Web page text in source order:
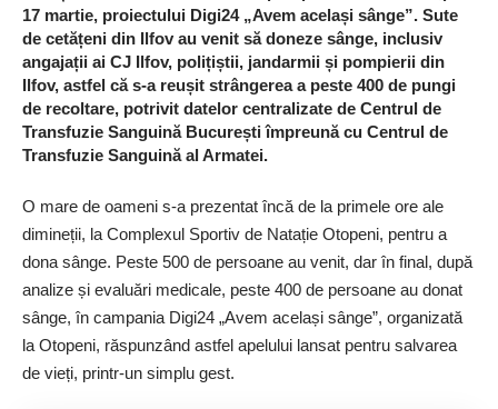
17 martie, proiectului Digi24 „Avem același sânge”. Sute
de cetățeni din Ilfov au venit să doneze sânge, inclusiv
angajații ai CJ Ilfov, polițiștii, jandarmii și pompierii din
Ilfov, astfel că s-a reușit strângerea a peste 400 de pungi
de recoltare, potrivit datelor centralizate de Centrul de
Transfuzie Sanguină București împreună cu Centrul de
Transfuzie Sanguină al Armatei.
O mare de oameni s-a prezentat încă de la primele ore ale
dimineții, la Complexul Sportiv de Natație Otopeni, pentru a
dona sânge. Peste 500 de persoane au venit, dar în final, după
analize și evaluări medicale, peste 400 de persoane au donat
sânge, în campania Digi24 „Avem același sânge”, organizată
la Otopeni, răspunzând astfel apelului lansat pentru salvarea
de vieți, printr-un simplu gest.